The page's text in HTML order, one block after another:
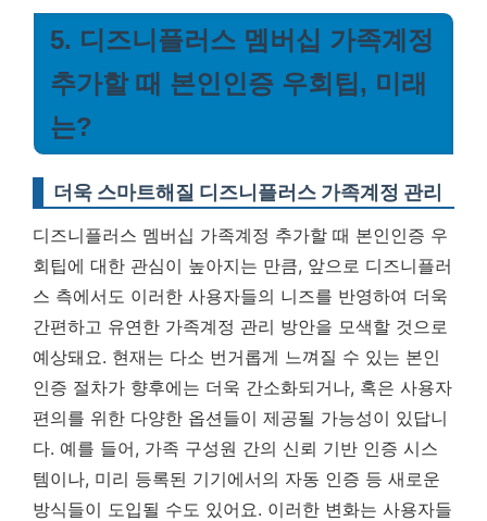
5. 디즈니플러스 멤버십 가족계정
추가할 때 본인인증 우회팁, 미래
는?
더욱 스마트해질 디즈니플러스 가족계정 관리
디즈니플러스 멤버십 가족계정 추가할 때 본인인증 우
회팁에 대한 관심이 높아지는 만큼, 앞으로 디즈니플러
스 측에서도 이러한 사용자들의 니즈를 반영하여 더욱
간편하고 유연한 가족계정 관리 방안을 모색할 것으로
예상돼요. 현재는 다소 번거롭게 느껴질 수 있는 본인
인증 절차가 향후에는 더욱 간소화되거나, 혹은 사용자
편의를 위한 다양한 옵션들이 제공될 가능성이 있답니
다. 예를 들어, 가족 구성원 간의 신뢰 기반 인증 시스
템이나, 미리 등록된 기기에서의 자동 인증 등 새로운
방식들이 도입될 수도 있어요. 이러한 변화는 사용자들